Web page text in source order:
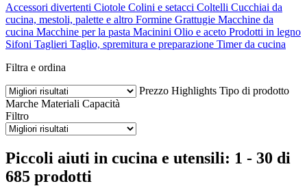
Accessori divertenti Ciotole Colini e setacci Coltelli Cucchiai da
cucina, mestoli, palette e altro Formine Grattugie Macchine da
cucina Macchine per la pasta Macinini Olio e aceto Prodotti in legno
Sifoni Taglieri Taglio, spremitura e preparazione Timer da cucina
Filtra e ordina
Prezzo Highlights Tipo di prodotto
Marche Materiali Capacità
Filtro
Piccoli aiuti in cucina e utensili: 1 - 30 di
685 prodotti